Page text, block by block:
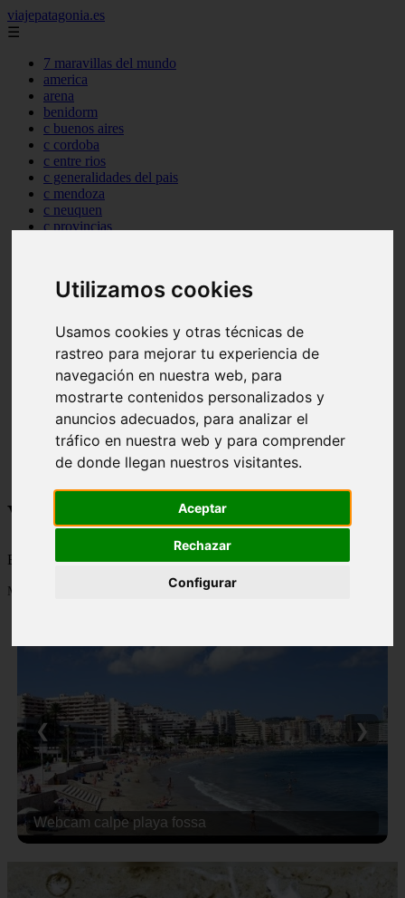
Utilizamos cookies
Usamos cookies y otras técnicas de
rastreo para mejorar tu experiencia de
navegación en nuestra web, para
mostrarte contenidos personalizados y
anuncios adecuados, para analizar el
tráfico en nuestra web y para comprender
de donde llegan nuestros visitantes.
Aceptar
Rechazar
Configurar
viajepatagonia.es
☰
7 maravillas del mundo
america
arena
benidorm
c buenos aires
c cordoba
c entre rios
c generalidades del pais
c mendoza
c neuquen
c provincias
c tucuman
carmen
category
destinos
gijon
lanzarote
live
monumentos
naturaleza
san
tenerife
Viajes a la Patagonia
Blog sobre la Patagonia en particular y sobre turismo en general
Mostrando 1 - 24 de 479 artículos
Webcam calpe playa fossa
❮ ❯